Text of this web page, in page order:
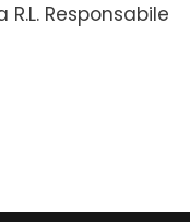
Responsabile